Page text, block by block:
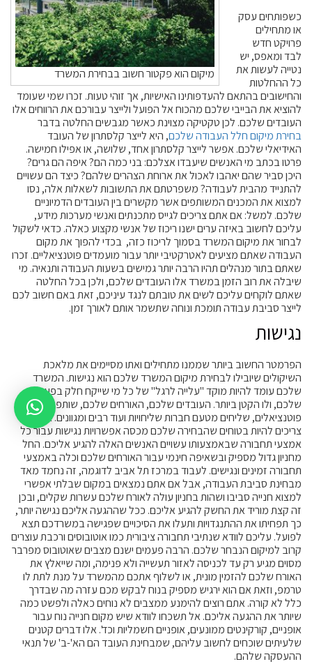
מיקום הוא פקטור חשוב בבחירת המשרד
כשפותחים עסק
או מתחילים
פרויקט חדש
לבד ומאפס, יש
נטייה לעשות את
כל ההחלטות
והחישובים בהתאם להעדפותינו האישיות, אך זוהי טעות. זכרו שמי שעומד
להוציא את הבייבי שלכם מהכוח אל הפועל ולייצר עבורכם את הרווחים אלו
העובדים שלכם. לכן טקטיקה מצוינת כאשר מגבשים החלטה בדבר
בחירת מיקום חלל העבודה שלכם, היא לייצר קלסתרון של העובד
האידיאלי שלכם. אפשר לייצר קלסתרון אחד, שלושה, או אפילו חמישה.
פרטו בכתב מי האנשים שיעבדו אצלכם: בני כמה הם? איפה הם גרים?
היכן סביר שהם יאהבו לאכול את ארוחת הצהרים שלהם? כיצד הם עשויים
להתנייד מהבית לעבודה? משפרטתם את התשובות לשאלות אלה, נסו
למצוא את המכנים המשותפים אשר מקשרים בין העובדים הדמיוניים
שלכם. למשל: אם אתם צריכים לגייס מתכנתים ואנשי מערכות מידע,
עליכם לחשוב באיזה ערים ישנו ריכוז של אנשי מקצוע כאלה. כדאי לשקול
לבחור את מיקום המשרד בסמוך לריכוז כזה, בכדי להפוך את מקום
העבודה שאתם מציעים לאטרקטיבי יותר עבור מועמדים פוטנציאליים. זכרו
שאתם בתור מנהלים תהיו הרבה יותר גמישים בשעות העבודה ותנאיה. מי
שיבלה את רוב הזמן במשרד אלו העובדים שלכם, ולכן בכל החלטה
שאתם לוקחים עליכם לשים את טובתם לנגד עיניכם, זאת באם חשוב לכם
לייצר סביבת עבודה תומכת ונוחה שתשמר אותם לאורך זמן.
נגישות
הפרמטר החשוב ביותר שממנו מתחילים ואתו מסיימים את מלאכת
השיקולים שיובילו לבחירת מיקום המשרד שלכם הוא נגישות. המשרד
שלכם עומד להיות מוקד "עלייה לרגל" של כל מי שייקח חלק בפעילות
שלכם, ולו הקטן ביותר. העובדים שלכם, האורחים שלכם, שותפים
פוטנציאלים, שליחים מטעם חברות שליחויות ועוד רבים ומגוונים. אתם
צריכים להיות בטוחים שהבחירה שלכם מכסה אפשרויות נגישות עבור כל
אמצעי תחבורה שבאמצעותו עשויים האנשים האלה להגיע אליכם. החל
מחניון גדול מספיק ובשאיפה חינמי עבור האורחים שלכם וכלה באמצעי
תחבורה זמינים ונגישים. לעבוד במרכז תל אביב לדוגמה, זה נחמד מאד
מבחינת סביבת העבודה, אבל אם אתם נמצאים במקום שבלתי אפשרי
למצוא חנייה סביבו ושהות בחניון עולה לאורח שלכם עשרות שקלים, ובכן
זה קצת מוריד את החשק להגיע אליכם. ככל שההגעה אליכם נגישה יותר,
כך תפחיתו את ההתנגדויות ותעלו את הסיכויים שפגישה במשרדכם תצא
לפועל. עליכם לוודא שנתיבי תחבורה ציבורית כמו אוטובוסים ורכבת עוצרים
קרוב למיקום הנבחר שלכם. הרבה פעמים ישנם מצבים שאוטובוס מפרבר
מסוים מגיע רק עד לכניסה לאזור תעשייה ולא פנימה, ומה שייאלץ את
האורח שלכם להזמין מונית, או לשלוף אתכם מהמשרד על מנת לתת לו
טרמפ, וזאת אם הוא ירגיש מספיק בנוח לבקש מכם עזרה מה שבדרך
כלל לא קורה. אתם רוצים להימנע ממצבים לא נוחים כאלה ולפשט כמה
שיותר את ההגעה אליכם. אל תשכחו לוודא שיש מקום חנייה נוח עבור
אופניים, קורקינטים ממונעים, אופניים חשמליות וכד'. אלו דברים קטנים
שלעיתים שוכחים לחשוב עליהם, שמבחינת העובד הם הא'-ב' של תנאי
ההעסקה שלהם.